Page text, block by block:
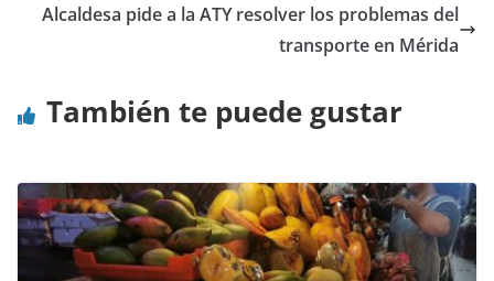
Alcaldesa pide a la ATY resolver los problemas del
transporte en Mérida
También te puede gustar